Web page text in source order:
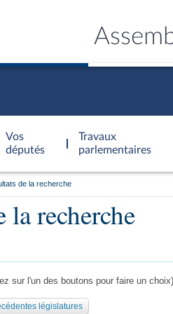
Vos
députés
Travaux
parlementaires
de la recherche
la recherche
sur l'un des boutons pour faire un choix)
législatures